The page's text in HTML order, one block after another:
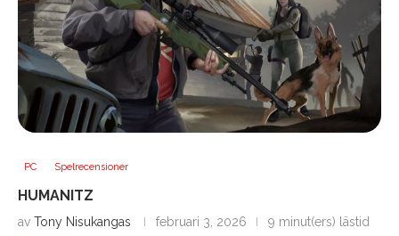
PC Spelrecensioner
HUMANITZ
av Tony Nisukangas februari 3, 2026 9 minut(ers) lästid